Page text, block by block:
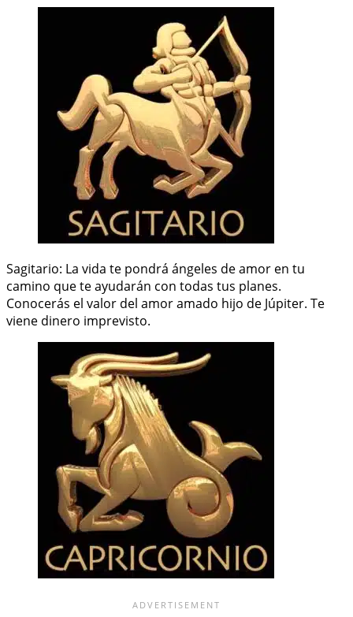
Sagitario: La vida te pondrá ángeles de amor en tu
camino que te ayudarán con todas tus planes.
Conocerás el valor del amor amado hijo de Júpiter. Te
viene dinero imprevisto.